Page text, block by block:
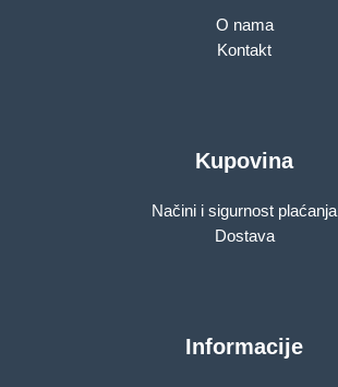
O nama
Kontakt
Kupovina
Načini i sigurnost plaćanja
Dostava
Informacije